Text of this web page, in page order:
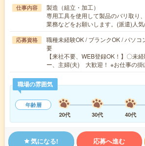
仕事内容
製造（組立・加工）
専用工具を使用して製品のバリ取り
業務などをお願いします。(派遣)人
応募資格
職種未経験OK / ブランクOK / パソコ
要
【来社不要、WEB登録OK！】〇未
ー、主婦(夫) 大歓迎！ ※お仕事の
職場の雰囲気
年齢層
20代
30代 40代
気になる! 応募へ進む